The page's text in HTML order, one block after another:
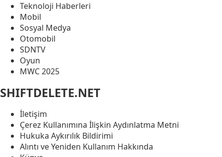
Teknoloji Haberleri
Mobil
Sosyal Medya
Otomobil
SDNTV
Oyun
MWC 2025
SHIFTDELETE.NET
İletişim
Çerez Kullanımına İlişkin Aydınlatma Metni
Hukuka Aykırılık Bildirimi
Alıntı ve Yeniden Kullanım Hakkında